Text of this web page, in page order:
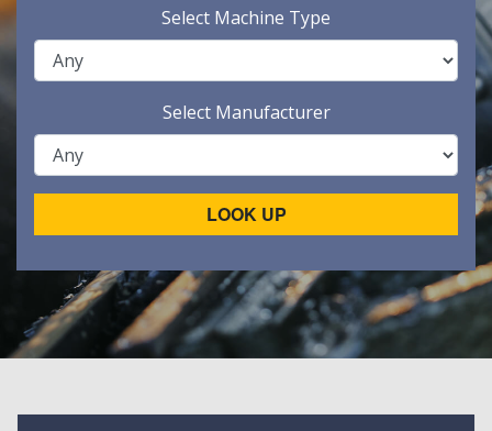
Select Machine Type
Select Manufacturer
LOOK UP